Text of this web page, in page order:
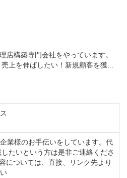
店構築専門会社をやっています。
上を伸ばしたい！新規顧客を獲...
業様のお手伝いをしています。代
たいという方は是非ご連絡くださ
については、直接、リンク先より